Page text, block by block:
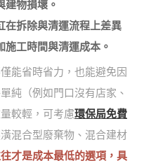
建物損壞。
在拆除與清運流程上差異
施工時間與清運成本。
能省時省力，也能避免因
純（例如門口沒有店家、
較輕，可考慮環保局免費
混合型廢棄物、混合建材
才是成本最低的選項， 具